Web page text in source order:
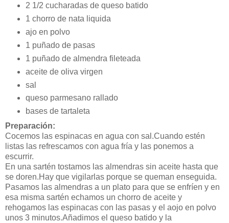
2 1/2 cucharadas de queso batido
1 chorro de nata liquida
ajo en polvo
1 puñado de pasas
1 puñado de almendra fileteada
aceite de oliva virgen
sal
queso parmesano rallado
bases de tartaleta
Preparación:
Cocemos las espinacas en agua con sal.Cuando estén
listas las refrescamos con agua fría y las ponemos a
escurrir.
En una sartén tostamos las almendras sin aceite hasta que
se doren.Hay que vigilarlas porque se queman enseguida.
Pasamos las almendras a un plato para que se enfríen y en
esa misma sartén echamos un chorro de aceite y
rehogamos las espinacas con las pasas y el aojo en polvo
unos 3 minutos.Añadimos el queso batido y la